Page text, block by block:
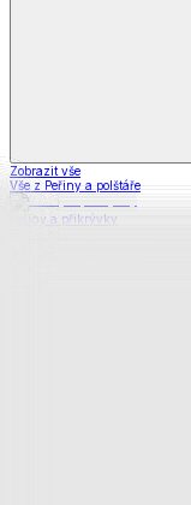
Zobrazit vše
Vše z Peřiny a polštáře
Peřiny a přikrývky